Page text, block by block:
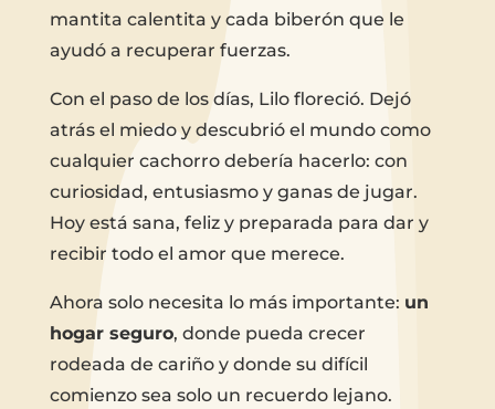
mantita calentita y cada biberón que le
ayudó a recuperar fuerzas.
Con el paso de los días, Lilo floreció. Dejó
atrás el miedo y descubrió el mundo como
cualquier cachorro debería hacerlo: con
curiosidad, entusiasmo y ganas de jugar.
Hoy está sana, feliz y preparada para dar y
recibir todo el amor que merece.
Ahora solo necesita lo más importante: un
hogar seguro, donde pueda crecer
rodeada de cariño y donde su difícil
comienzo sea solo un recuerdo lejano.